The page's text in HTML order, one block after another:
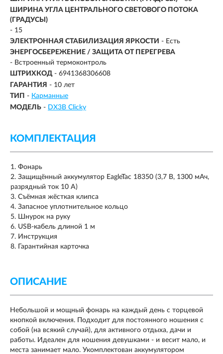
ШИРИНА УГЛА ЦЕНТРАЛЬНОГО СВЕТОВОГО ПОТОКА
(ГРАДУСЫ)
- 15
ЭЛЕКТРОННАЯ СТАБИЛИЗАЦИЯ ЯРКОСТИ - Есть
ЭНЕРГОСБЕРЕЖЕНИЕ / ЗАЩИТА ОТ ПЕРЕГРЕВА
- Встроенный термоконтроль
ШТРИХКОД - 6941368306608
ГАРАНТИЯ - 10 лет
ТИП - Карманные
МОДЕЛЬ - DX3B Clicky
КОМПЛЕКТАЦИЯ
Фонарь
Защищённый аккумулятор EagleTac 18350 (3,7 В, 1300 мАч,
разрядный ток 10 А)
Съёмная жёсткая клипса
Запасное уплотнительное кольцо
Шнурок на руку
USB-кабель длиной 1 м
Инструкция
Гарантийная карточка
ОПИСАНИЕ
Небольшой и мощный фонарь на каждый день c торцевой
кнопкой включения. Подходит для постоянного ношения с
собой (на всякий случай), для активного отдыха, дачи и
работы. Идеален для ношения девушками - и весит мало, и
места занимает мало. Укомплектован аккумулятором